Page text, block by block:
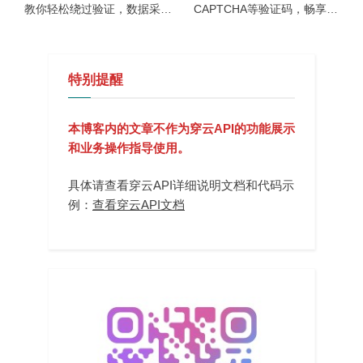
教你轻松绕过验证，数据采集
CAPTCHA等验证码，畅享无
特别提醒
本博客内的文章不作为穿云API的功能展示
和业务操作指导使用。
具体请查看穿云API详细说明文档和代码示
例： 查看穿云API文档